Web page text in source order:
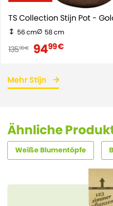
TS Collection Stijn Pot -
56 cm 58 cm
13599 € 9499 €
Mehr Stijn
Ähnliche
Weiße Blumentöpfe